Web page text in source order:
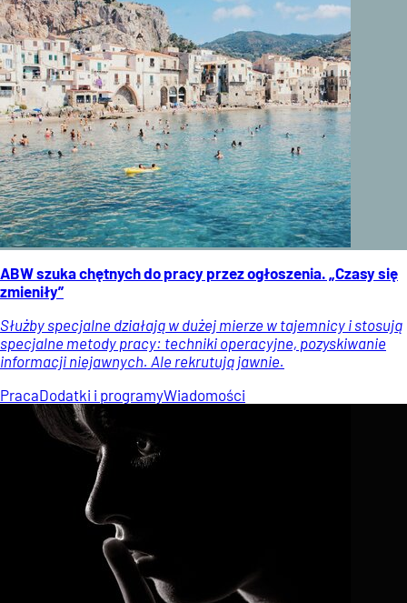
ABW szuka chętnych do pracy przez ogłoszenia. „Czasy się
zmieniły”
Służby specjalne działają w dużej mierze w tajemnicy i stosują
specjalne metody pracy: techniki operacyjne, pozyskiwanie
informacji niejawnych. Ale rekrutują jawnie.
PracaDodatki i programyWiadomości